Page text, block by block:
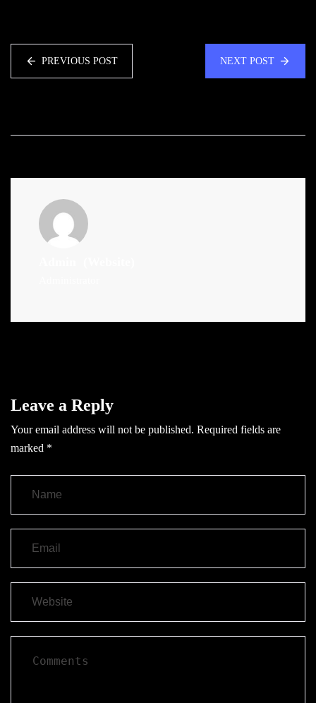
PREVIOUS POST NEXT POST
Leave a Reply
Your email address will not be published. Required fields are
marked *